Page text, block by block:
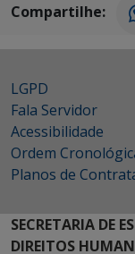
Compartilhe:
LGPD
Fala Servidor
Acessibilidade
Ordem
Planos de
SECRETARIA DE
DIREITOS